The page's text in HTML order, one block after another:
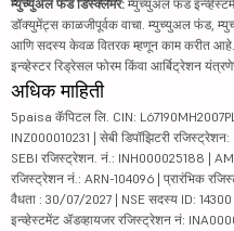
म्युच्युअल फंड डिस्क्लेमर: म्युच्युअल फंड
डॉक्युमेंट्स काळजीपूर्वक वाचा. म्युच्युअल फंड,
आणि सदस्य केवळ वितरक म्हणून काम करीत आहे.
इन्व्हेस्टर रिड्रेसल फोरम किंवा आर्बिट्रेशन
अधिक माहिती
5paisa कॅपिटल लि. CIN:
INZ000010231 | सेबी डिपॉझिटरी
SEBI रजिस्ट्रेशन. नं.: INH000025188 |
रजिस्ट्रेशन नं.: ARN-104096 | प्रारंभिक
वैधता : 30/07/2027 | NSE सदस्य ID:
इन्व्हेस्टमेंट ॲडव्हायजर रजिस्ट्रेशन नं: